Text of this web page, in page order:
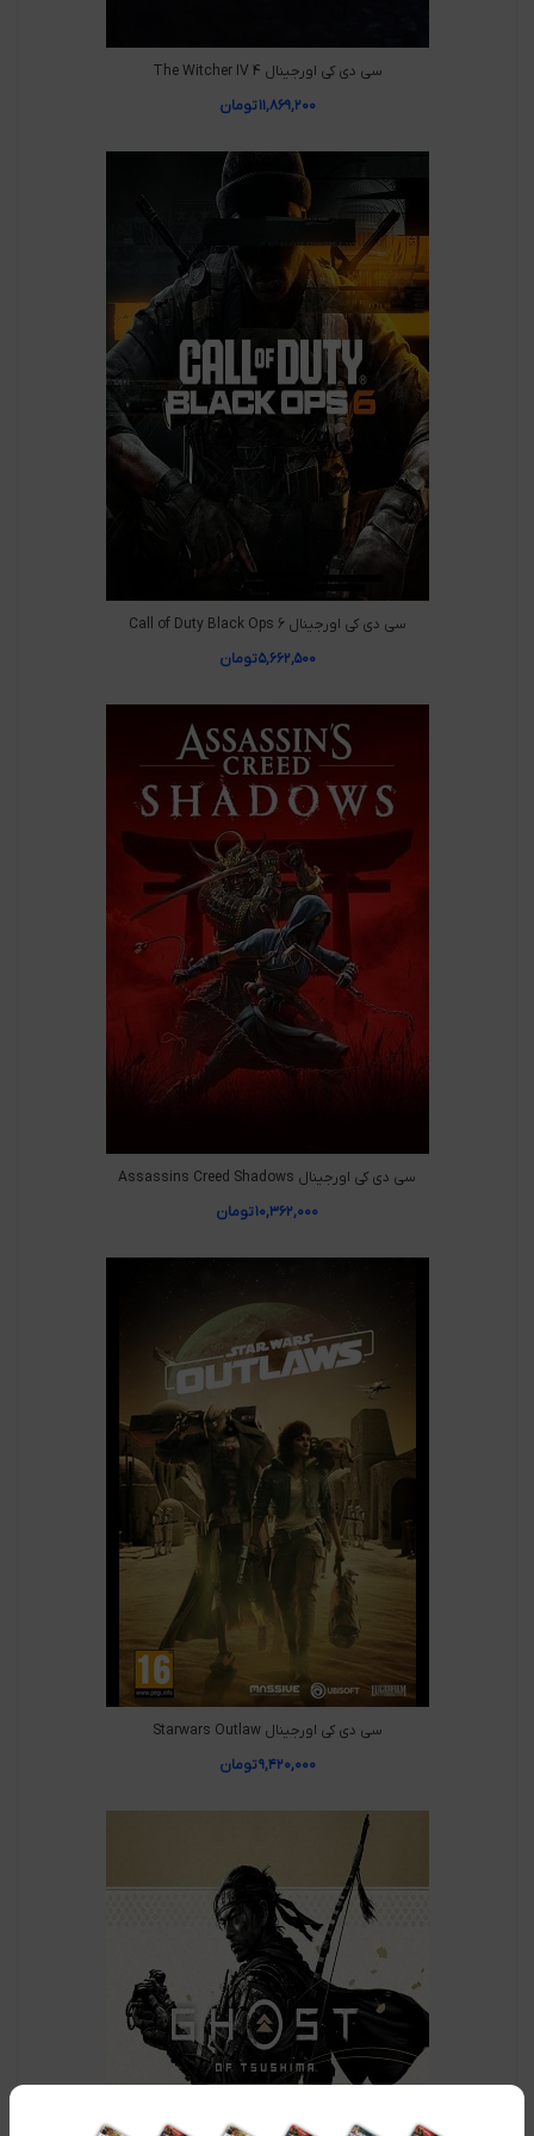
سی دی کی اورجینال The Witcher IV 4
۱۱,۸۶۹,۲۰۰تومان
سی دی کی اورجینال Call of Duty Black Ops 6
۵,۶۶۲,۵۰۰تومان
سی دی کی اورجینال Assassins Creed Shadows
۱۰,۳۶۲,۰۰۰تومان
سی دی کی اورجینال Starwars Outlaw
۹,۴۲۰,۰۰۰تومان